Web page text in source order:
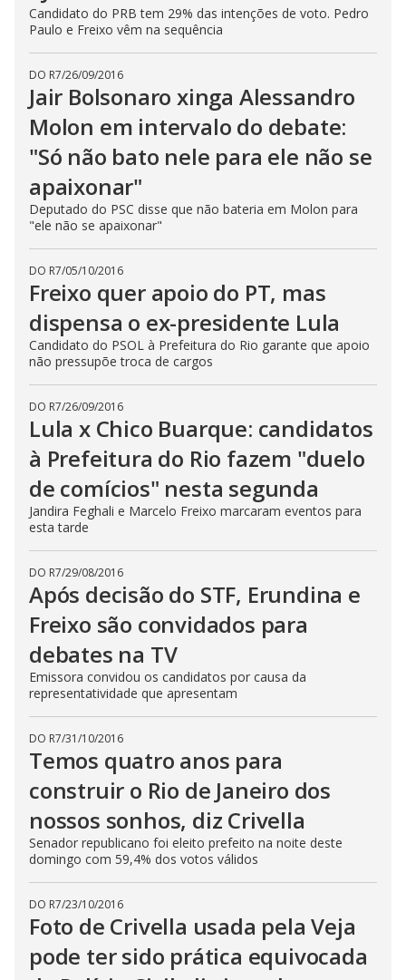
Candidato do PRB tem 29% das intenções de voto. Pedro
Paulo e Freixo vêm na sequência
DO R7/26/09/2016
Jair Bolsonaro xinga Alessandro
Molon em intervalo do debate:
"Só não bato nele para ele não se
apaixonar"
Deputado do PSC disse que não bateria em Molon para
"ele não se apaixonar"
DO R7/05/10/2016
Freixo quer apoio do PT, mas
dispensa o ex-presidente Lula
Candidato do PSOL à Prefeitura do Rio garante que apoio
não pressupõe troca de cargos
DO R7/26/09/2016
Lula x Chico Buarque: candidatos
à Prefeitura do Rio fazem "duelo
de comícios" nesta segunda
Jandira Feghali e Marcelo Freixo marcaram eventos para
esta tarde
DO R7/29/08/2016
Após decisão do STF, Erundina e
Freixo são convidados para
debates na TV
Emissora convidou os candidatos por causa da
representatividade que apresentam
DO R7/31/10/2016
Temos quatro anos para
construir o Rio de Janeiro dos
nossos sonhos, diz Crivella
Senador republicano foi eleito prefeito na noite deste
domingo com 59,4% dos votos válidos
DO R7/23/10/2016
Foto de Crivella usada pela Veja
pode ter sido prática equivocada